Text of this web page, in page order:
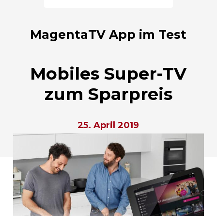
MagentaTV App im Test
Mobiles Super-TV
zum Sparpreis
25. April 2019